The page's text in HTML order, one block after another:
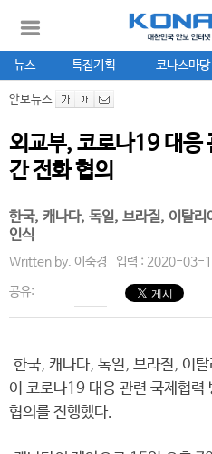
뉴스 특집기획 코나스마당
안보뉴스
외교부, 코로나19 대응
간 전화 협의
한국, 캐나다, 독일, 브라질, 이탈
인식
Written by. 이숙경 입력 : 2020-03-
공유:
한국, 캐나다, 독일, 브라질, 이
이 코로나19 대응 관련 국제협력
협의를 진행했다.